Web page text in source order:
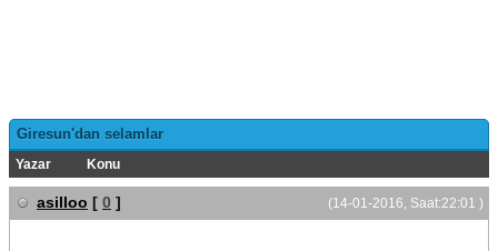
Giresun'dan selamlar
Yazar Konu
(14-01-2016, Saat:22:01 )
asilloo [ 0 ]